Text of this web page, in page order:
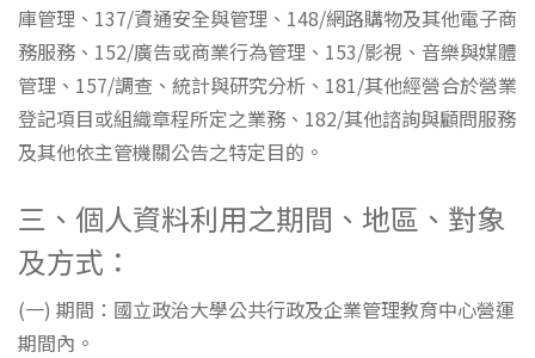
庫管理、137/資通安全與管理、148/網路購物及其他電子商
務服務、152/廣告或商業行為管理、153/影視、音樂與媒體
管理、157/調查、統計與研究分析、181/其他經營合於營業
登記項目或組織章程所定之業務、182/其他諮詢與顧問服務
及其他依主管機關公告之特定目的。
三、個人資料利用之期間、地區、對象
及方式：
(一) 期間：國立政治大學公共行政及企業管理教育中心營運
期間內。